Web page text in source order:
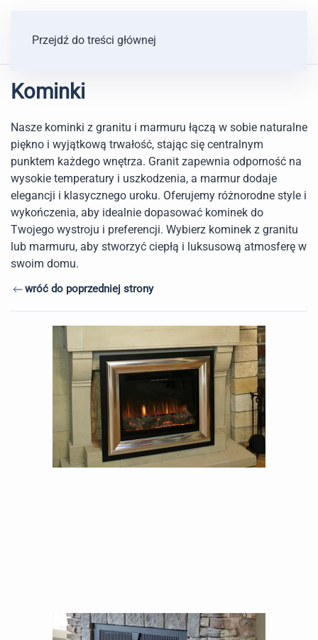
Przejdź do treści głównej
Kominki
Nasze kominki z granitu i marmuru łączą w sobie naturalne
piękno i wyjątkową trwałość, stając się centralnym
punktem każdego wnętrza. Granit zapewnia odporność na
wysokie temperatury i uszkodzenia, a marmur dodaje
elegancji i klasycznego uroku. Oferujemy różnorodne style i
wykończenia, aby idealnie dopasować kominek do
Twojego wystroju i preferencji. Wybierz kominek z granitu
lub marmuru, aby stworzyć ciepłą i luksusową atmosferę w
swoim domu.
wróć do poprzedniej strony